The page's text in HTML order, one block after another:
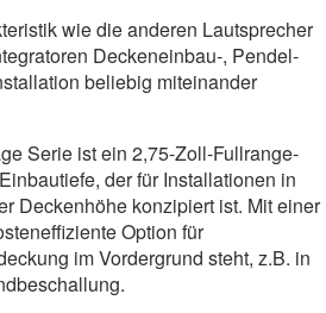
wie die anderen Lautsprecher
Deckeneinbau-, Pendel-
beliebig miteinander
Serie ist ein 2,75-Zoll-Fullrange-
der für Installationen in
Deckenhöhe konzipiert ist. Mit einer
Option für
im Vordergrund steht, z.B. in